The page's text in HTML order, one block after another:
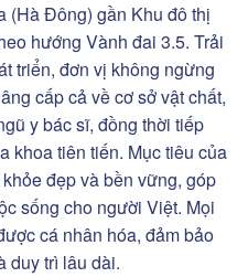
(Hà Đông) gần Khu đô thị
hướng Vành đai 3.5. Trải
triển, đơn vị không ngừng
cấp cả về cơ sở vật chất,
y bác sĩ, đồng thời tiếp
khoa tiên tiến. Mục tiêu của
đẹp và bền vững, góp
sống cho người Việt. Mọi
cá nhân hóa, đảm bảo
duy trì lâu dài.